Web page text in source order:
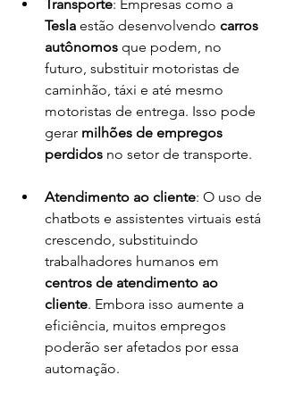
Transporte: Empresas como a
Tesla estão desenvolvendo carros
autônomos que podem, no
futuro, substituir motoristas de
caminhão, táxi e até mesmo
motoristas de entrega. Isso pode
gerar milhões de empregos
perdidos no setor de transporte.
Atendimento ao cliente: O uso de
chatbots e assistentes virtuais está
crescendo, substituindo
trabalhadores humanos em
centros de atendimento ao
cliente. Embora isso aumente a
eficiência, muitos empregos
poderão ser afetados por essa
automação.